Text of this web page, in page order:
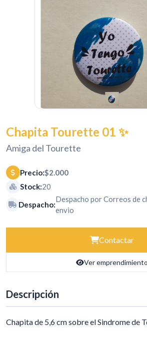
Chapita Tourette 01 ✨
Amiga del Tourette
Precio:$2.000
Stock:20
Despacho:
Despacho por Correos de
envio
Contactar
Ver emprendimiento
Descripción
Chapita de 5,6 cm sobre el Sindrome de